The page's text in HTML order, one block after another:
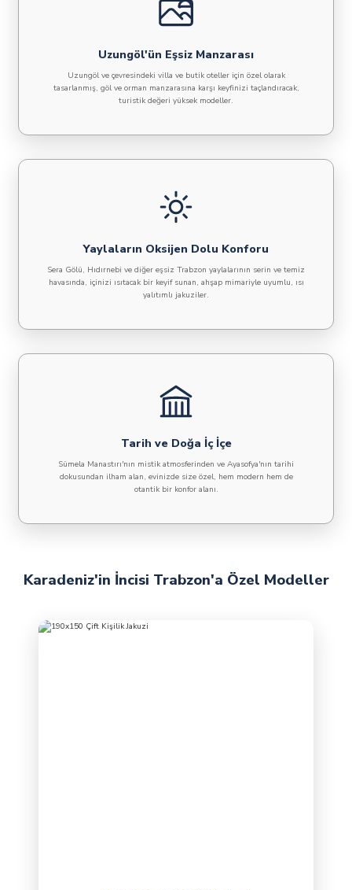
Uzungöl'ün Eşsiz Manzarası
Uzungöl ve çevresindeki villa ve butik oteller için özel olarak
tasarlanmış, göl ve orman manzarasına karşı keyfinizi taçlandıracak,
turistik değeri yüksek modeller.
Yaylaların Oksijen Dolu Konforu
Sera Gölü, Hıdırnebi ve diğer eşsiz Trabzon yaylalarının serin ve temiz
havasında, içinizi ısıtacak bir keyif sunan, ahşap mimariyle uyumlu, ısı
yalıtımlı jakuziler.
Tarih ve Doğa İç İçe
Sümela Manastırı'nın mistik atmosferinden ve Ayasofya'nın tarihi
dokusundan ilham alan, evinizde size özel, hem modern hem de
otantik bir konfor alanı.
Karadeniz'in İncisi Trabzon'a Özel Modeller